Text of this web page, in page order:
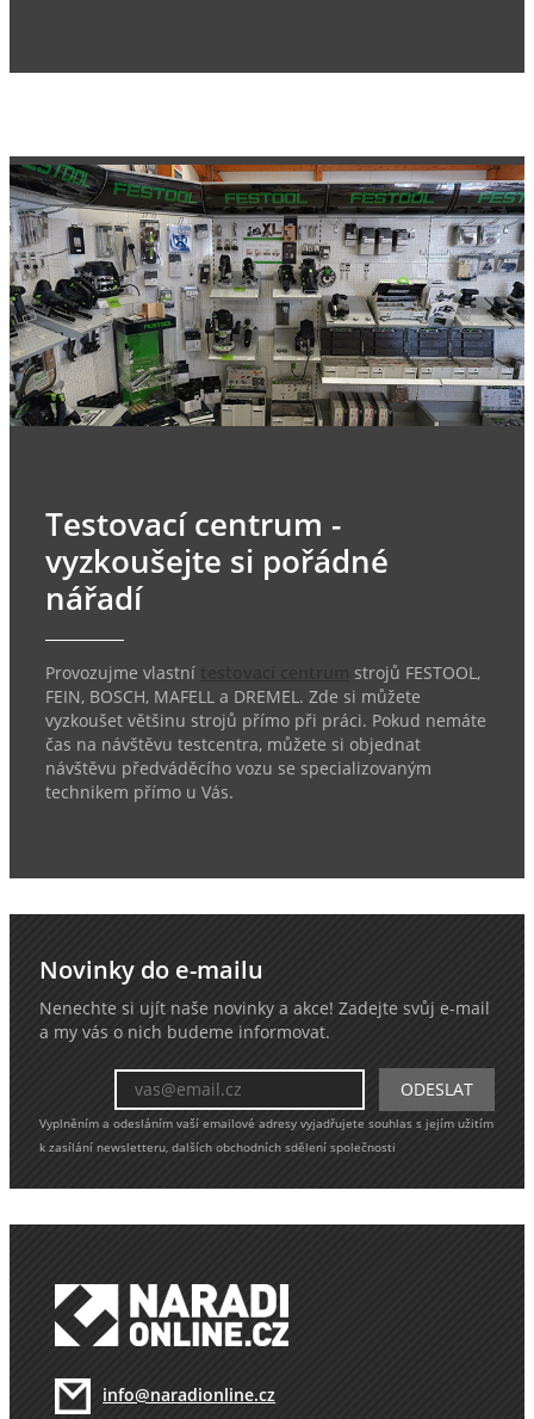
Testovací centrum -
vyzkoušejte si pořádné
nářadí
Provozujme vlastní
strojů FESTOOL,
FEIN, BOSCH, MAFELL a DREMEL. Zde si můžete
vyzkoušet většinu strojů přímo při práci. Pokud nemáte
čas na návštěvu testcentra, můžete si objednat
návštěvu předváděcího vozu se specializovaným
technikem přímo u Vás.
Novinky do e-mailu
Nenechte si ujít naše novinky a akce! Zadejte svůj e-mail
a my vás o nich budeme informovat.
Vyplněním a odesláním vaší emailové adresy vyjadřujete souhlas s jejím užitím
k zasílání newsletteru, dalších obchodních sdělení společnosti
info@naradionline.cz